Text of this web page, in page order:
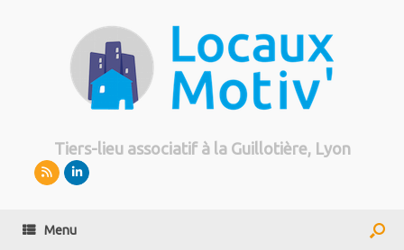
Tiers-lieu associatif à la Guillotière, Lyon
Menu